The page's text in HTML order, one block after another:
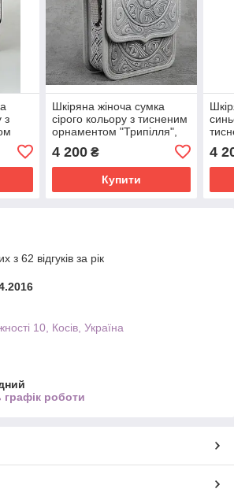
з
Шкіряна жіноча сумка
сірого кольору з тисненим
орнаментом "Трипілля",
4 200₴
Купити
4
з 62 відгуків за рік
10, Косів, Україна
графік роботи